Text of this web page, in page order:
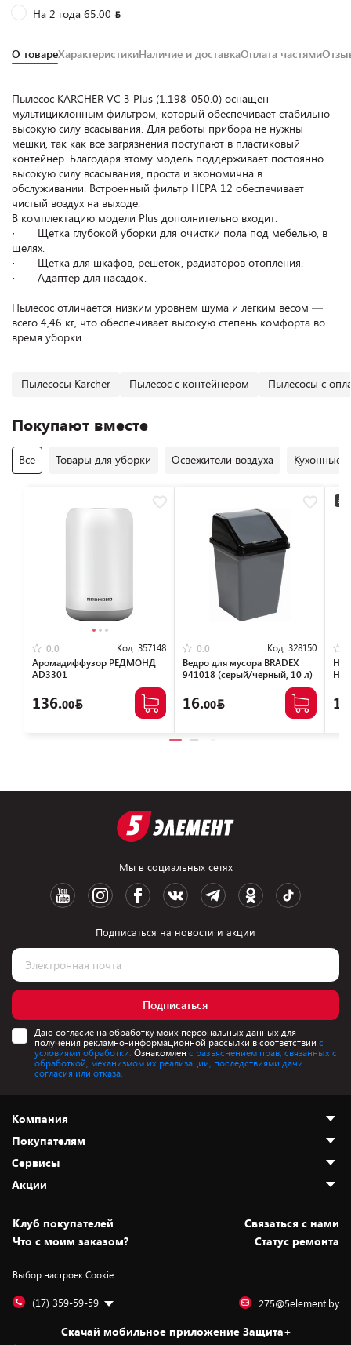
На 2 года 65.00
О товареХарактеристикиНаличие и доставкаОплата частями
Пылесос KARCHER VC 3 Plus (1.198-050.0) оснащен
мультициклонным фильтром, который обеспечивает стабильно
высокую силу всасывания. Для работы прибора не нужны
мешки, так как все загрязнения поступают в пластиковый
контейнер. Благодаря этому модель поддерживает постоянно
высокую силу всасывания, проста и экономична в
обслуживании. Встроенный фильтр HEPA 12 обеспечивает
чистый воздух на выходе.
В комплектацию модели Plus дополнительно входит:
· Щетка глубокой уборки для очистки пола под мебелью, в
щелях.
· Щетка для шкафов, решеток, радиаторов отопления.
· Адаптер для насадок.
Пылесос отличается низким уровнем шума и легким весом —
всего 4,46 кг, что обеспечивает высокую степень комфорта во
время уборки.
Пылесосы Karcher Пылесос с контейнером Пылесосы с
Покупают вместе
Все Товары для уборки Освежители воздуха Кухонные
0.0 Код: 357148
Аромадиффузор РЕДМОНД
AD3301
136.00
0.0 Код: 328150
Ведро для мусора BRADEX
941018 (серый/черный, 10 л)
16.00
Мы в социальных сетях
Подписаться на новости и акции
Подписаться
Даю согласие на обработку моих персональных данных для
получения рекламно-информационной рассылки в соответствии с
условиями обработки. Ознакомлен с разъяснением прав, связанных с
обработкой, механизмом их реализации, последствиями дачи
согласия или отказа.
Компания
О нас
Адреса магазинов
Новости
Статьи и обзоры
Вакансии
Дай пять добру!
Покупателям
Как сделать заказ
Оплата и доставка
Безналичный расчёт
Обмен и возврат товара
Обработка персональных данных
Подарочные карты
Сервисы
Установка техники
Для игровых консолей
Для мобильных устройств
Для компьютеров
Акции
Скидки и промокоды
Белорусские товары
Бонусы
Оплата частями
Клуб покупателей
Cвязаться с нами
Что с моим заказом?
Статус ремонта
Выбор настроек Cookie
(17) 359-59-59 275@5element.by
Скачай мобильное приложение Защита+